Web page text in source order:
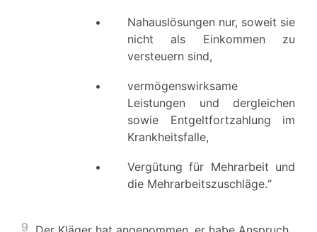
•
Nahauslösungen nur, soweit sie
nicht als Einkommen zu
versteuern sind,
• vermögenswirksame
Leistungen und dergleichen
sowie Entgeltfortzahlung im
Krankheitsfalle,
• Vergütung für Mehrarbeit und
die Mehrarbeitszuschläge.“
9